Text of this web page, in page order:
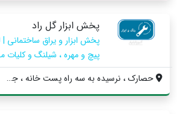
پخش ابزار گل راد
پخش ابزار و یراق ساختمانی |
پیچ و مهره ، شیلنگ و کلیات
حصارک ، نرسیده به سه راه پست خانه ، جنب ...